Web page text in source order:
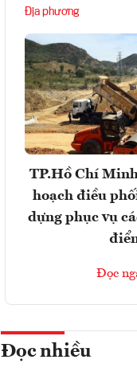
Địa phương
TP.Hồ Chí
hoạch điều
dựng phục vụ
Đọc
Đọc nhiều